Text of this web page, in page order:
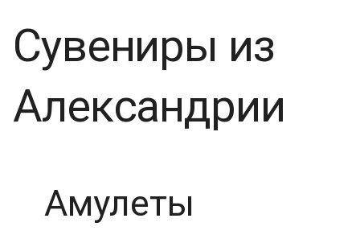
Сувениры из
Александрии
Амулеты